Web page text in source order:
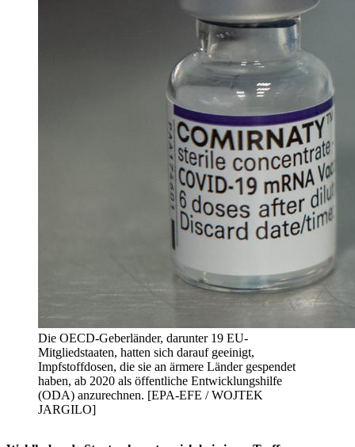
Die OECD-Geberländer, darunter 19 EU-
Mitgliedstaaten, hatten sich darauf geeinigt,
Impfstoffdosen, die sie an ärmere Länder gespendet
haben, ab 2020 als öffentliche Entwicklungshilfe
(ODA) anzurechnen. [EPA-EFE / WOJTEK
JARGILO]